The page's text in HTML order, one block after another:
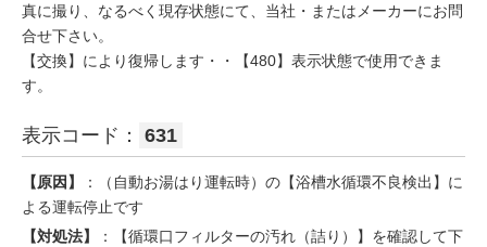
真に撮り、なるべく現存状態にて、当社・またはメーカーにお問
合せ下さい。
【交換】により復帰します・・【480】表示状態で使用できま
す。
表示コード： 631
【原因】
：（自動お湯はり運転時）の【浴槽水循環不良検出】に
よる運転停止です
【対処法】
：【循環口フィルターの汚れ（詰り）】を確認して下